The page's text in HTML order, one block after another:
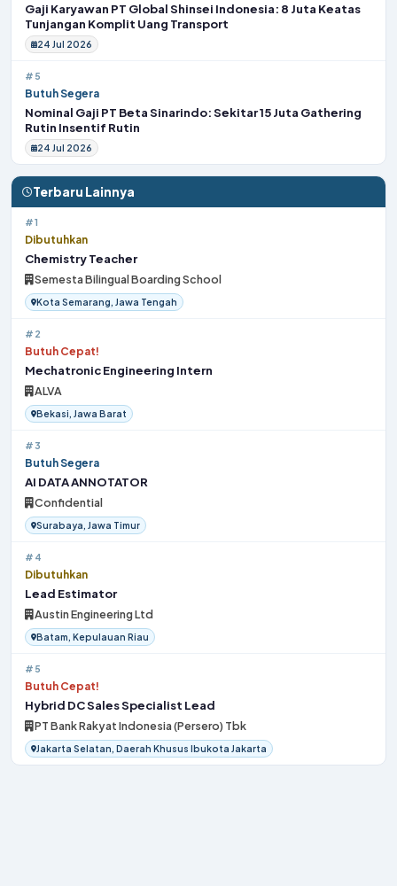
Gaji Karyawan PT Global Shinsei Indonesia: 8 Juta Keatas
Tunjangan Komplit Uang Transport
24 Jul 2026
#5
Butuh Segera
Nominal Gaji PT Beta Sinarindo: Sekitar 15 Juta Gathering
Rutin Insentif Rutin
24 Jul 2026
Terbaru Lainnya
#1
Dibutuhkan
Chemistry Teacher
Semesta Bilingual Boarding School
Kota Semarang, Jawa Tengah
#2
Butuh Cepat!
Mechatronic Engineering Intern
ALVA
Bekasi, Jawa Barat
#3
Butuh Segera
AI DATA ANNOTATOR
Confidential
Surabaya, Jawa Timur
#4
Dibutuhkan
Lead Estimator
Austin Engineering Ltd
Batam, Kepulauan Riau
#5
Butuh Cepat!
Hybrid DC Sales Specialist Lead
PT Bank Rakyat Indonesia (Persero) Tbk
Jakarta Selatan, Daerah Khusus Ibukota Jakarta